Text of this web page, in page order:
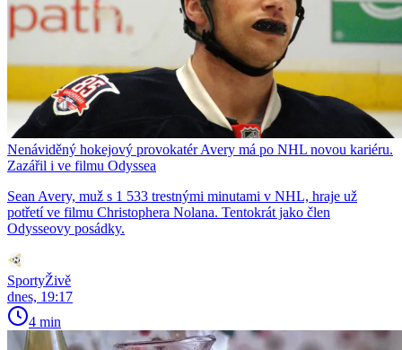
Nenáviděný hokejový provokatér Avery má po NHL novou kariéru.
Zazářil i ve filmu Odyssea
Sean Avery, muž s 1 533 trestnými minutami v NHL, hraje už
potřetí ve filmu Christophera Nolana. Tentokrát jako člen
Odysseovy posádky.
SportyŽivě
dnes, 19:17
4 min